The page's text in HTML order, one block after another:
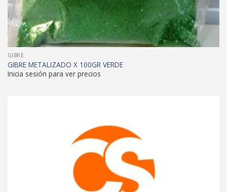
GIBRE
GIBRE METALIZADO X 100GR VERDE
Inicia sesión para ver precios